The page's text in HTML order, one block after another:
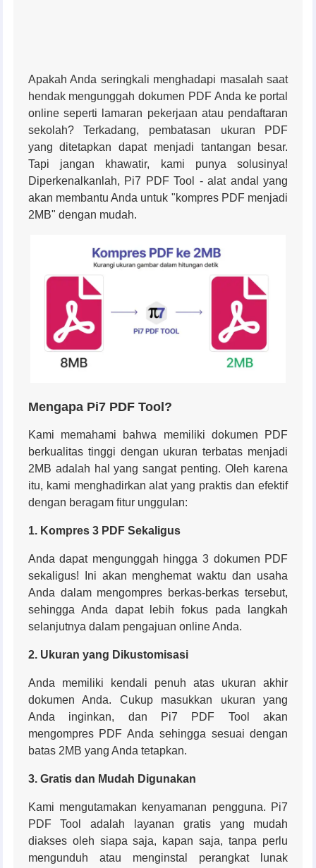
Apakah Anda seringkali menghadapi masalah saat
hendak mengunggah dokumen PDF Anda ke portal
online seperti lamaran pekerjaan atau pendaftaran
sekolah? Terkadang, pembatasan ukuran PDF
yang ditetapkan dapat menjadi tantangan besar.
Tapi jangan khawatir, kami punya solusinya!
Diperkenalkanlah, Pi7 PDF Tool - alat andal yang
akan membantu Anda untuk "kompres PDF menjadi
2MB" dengan mudah.
Mengapa Pi7 PDF Tool?
Kami memahami bahwa memiliki dokumen PDF
berkualitas tinggi dengan ukuran terbatas menjadi
2MB adalah hal yang sangat penting. Oleh karena
itu, kami menghadirkan alat yang praktis dan efektif
dengan beragam fitur unggulan:
1. Kompres 3 PDF Sekaligus
Anda dapat mengunggah hingga 3 dokumen PDF
sekaligus! Ini akan menghemat waktu dan usaha
Anda dalam mengompres berkas-berkas tersebut,
sehingga Anda dapat lebih fokus pada langkah
selanjutnya dalam pengajuan online Anda.
2. Ukuran yang Dikustomisasi
Anda memiliki kendali penuh atas ukuran akhir
dokumen Anda. Cukup masukkan ukuran yang
Anda inginkan, dan Pi7 PDF Tool akan
mengompres PDF Anda sehingga sesuai dengan
batas 2MB yang Anda tetapkan.
3. Gratis dan Mudah Digunakan
Kami mengutamakan kenyamanan pengguna. Pi7
PDF Tool adalah layanan gratis yang mudah
diakses oleh siapa saja, kapan saja, tanpa perlu
mengunduh atau menginstal perangkat lunak